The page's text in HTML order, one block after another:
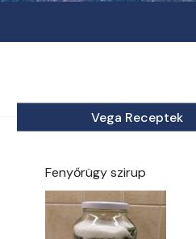
Vega Receptek
Fenyőrügy szirup